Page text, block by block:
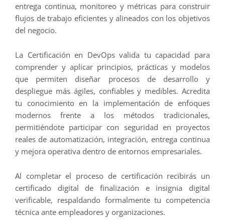
entrega continua, monitoreo y métricas para construir
flujos de trabajo eficientes y alineados con los objetivos
del negocio.
La Certificación en DevOps valida tu capacidad para
comprender y aplicar principios, prácticas y modelos
que permiten diseñar procesos de desarrollo y
despliegue más ágiles, confiables y medibles. Acredita
tu conocimiento en la implementación de enfoques
modernos frente a los métodos tradicionales,
permitiéndote participar con seguridad en proyectos
reales de automatización, integración, entrega continua
y mejora operativa dentro de entornos empresariales.
Al completar el proceso de certificación recibirás un
certificado digital de finalización e insignia digital
verificable, respaldando formalmente tu competencia
técnica ante empleadores y organizaciones.